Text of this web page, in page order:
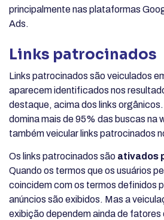
principalmente nas plataformas
Ads.
Links patrocinados
Links patrocinados são veiculados
aparecem identificados nos
destaque, acima dos links
domina mais de 95% das buscas na
também veicular links patrocinados
Os links patrocinados são ativados
Quando os termos que os usuários
coincidem com os termos definidos
anúncios são exibidos. Mas a
exibição dependem ainda de fatores